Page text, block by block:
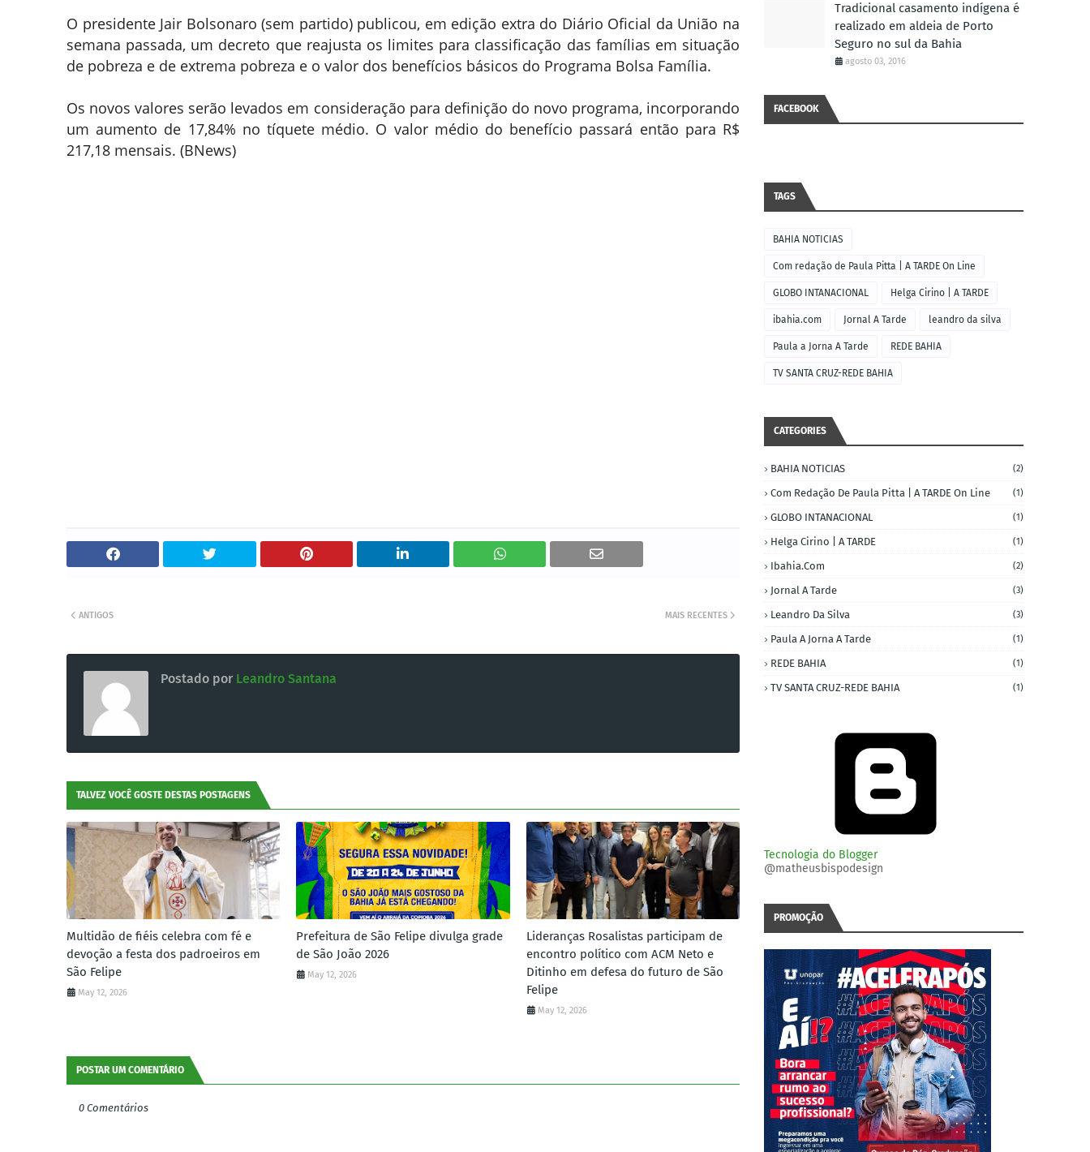
O presidente Jair Bolsonaro (sem partido) publicou, em edição extra do Diário Oficial da União na
semana passada, um decreto que reajusta os limites para classificação das famílias em situação
de pobreza e de extrema pobreza e o valor dos benefícios básicos do Programa Bolsa Família.
Os novos valores serão levados em consideração para definição do novo programa, incorporando
um aumento de 17,84% no tíquete médio. O valor médio do benefício passará então para R$
217,18 mensais. (BNews)
MAIS RECENTES
ANTIGOS
Postado por Leandro Santana
TALVEZ VOCÊ GOSTE DESTAS POSTAGENS
Multidão de fiéis celebra com fé e
devoção a festa dos padroeiros em
São Felipe
May 12, 2026
Prefeitura de São Felipe divulga grade
de São João 2026
May 12, 2026
Lideranças Rosalistas participam de
encontro político com ACM Neto e
Ditinho em defesa do futuro de São
Felipe
May 12, 2026
POSTAR UM COMENTÁRIO
0 Comentários
Tradicional casamento indígena é
realizado em aldeia de Porto
Seguro no sul da Bahia
agosto 03, 2016
FACEBOOK
TAGS
BAHIA NOTICIAS
Com redação de Paula Pitta | A TARDE On Line
GLOBO INTANACIONAL Helga Cirino | A TARDE
ibahia.com Jornal A Tarde leandro da silva
Paula a Jorna A Tarde REDE BAHIA
TV SANTA CRUZ-REDE BAHIA
CATEGORIES
BAHIA NOTICIAS (2)
Com Redação De Paula Pitta | A TARDE On Line (1)
GLOBO INTANACIONAL (1)
Helga Cirino | A TARDE (1)
Ibahia.com (2)
Jornal A Tarde (3)
Leandro Da Silva (3)
Paula A Jorna A Tarde (1)
REDE BAHIA (1)
TV SANTA CRUZ-REDE BAHIA (1)
Tecnologia do Blogger
@matheusbispodesign
PROMOÇÃO